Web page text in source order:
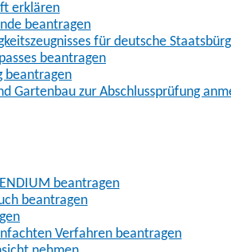
erklären
beantragen
für deutsche
beantragen
beantragen
Gartenbau zur Abschlussprüfung
beantragen
beantragen
Verfahren beantragen